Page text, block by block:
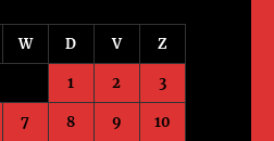
W D V Z
1 2 3
7 8 9 10